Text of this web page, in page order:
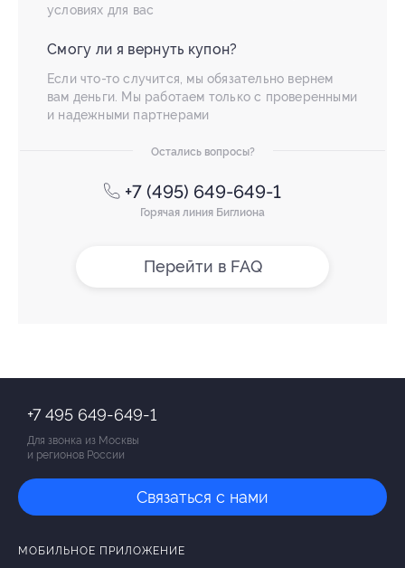
условиях для вас
Смогу ли я вернуть купон?
Если что-то случится, мы обязательно вернем
вам деньги. Мы работаем только с проверенными
и надежными партнерами
Остались вопросы?
+7 (495) 649-649-1
Горячая линия Биглиона
Перейти в FAQ
+7 495 649-649-1
Для звонка из Москвы
и регионов России
Связаться с нами
МОБИЛЬНОЕ ПРИЛОЖЕНИЕ